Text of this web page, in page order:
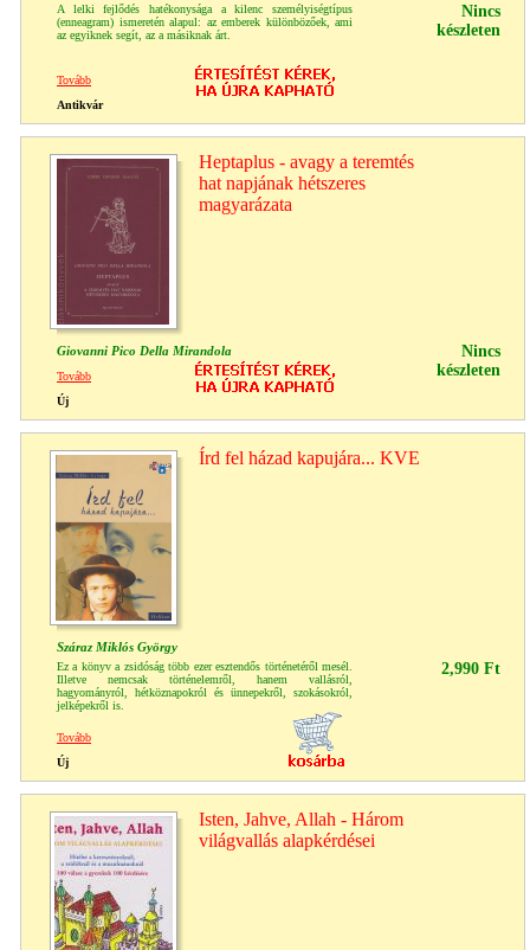
A lelki fejlődés hatékonysága a kilenc személyiségtípus
(enneagram) ismeretén alapul: az emberek különbözőek, ami
az egyiknek segít, az a másiknak árt.
Nincs
készleten
Tovább
Antikvár
Heptaplus - avagy a teremtés
hat napjának hétszeres
magyarázata
Giovanni Pico Della Mirandola
Nincs
készleten
Tovább
Új
Írd fel házad kapujára... KVE
Száraz Miklós György
Ez a könyv a zsidóság több ezer esztendős történetéről mesél.
Illetve nemcsak történelemről, hanem vallásról,
hagyományról, hétköznapokról és ünnepekről, szokásokról,
jelképekről is.
2,990 Ft
Tovább
Új
Isten, Jahve, Allah - Három
világvallás alapkérdései